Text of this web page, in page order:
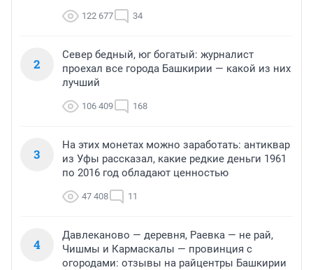
122 677 34
2
Север бедный, юг богатый: журналист
проехал все города Башкирии — какой из них
лучший
106 409 168
3
На этих монетах можно заработать: антиквар
из Уфы рассказал, какие редкие деньги 1961
по 2016 год обладают ценностью
47 408 11
4
Давлеканово — деревня, Раевка — не рай,
Чишмы и Кармаскалы — провинция с
огородами: отзывы на райцентры Башкирии